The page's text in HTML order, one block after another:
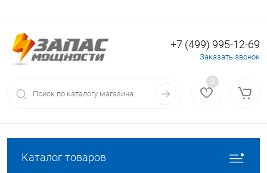
Вход Регистрация
+7 (499) 995-12-69
Заказать звонок
0
Каталог товаров